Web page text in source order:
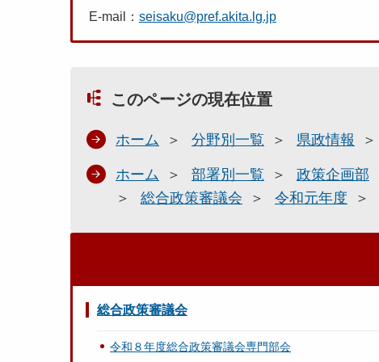
E-mail： seisaku@pref.akita.lg.jp
このページの現在位置
ホーム 分野別一覧 県政情報
ホーム 部署別一覧 政策企画部
総合政策審議会
令和元年度
総合政策審議会
令和８年度総合政策審議会専門部会